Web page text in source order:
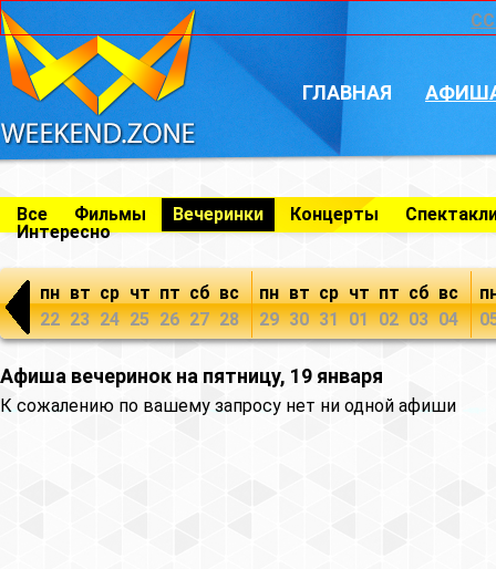
ГЛАВНАЯ
Все Фильмы Вечеринки Концерты
Интересно
пн
22
вт
23
ср
24
чт
25
пт
26
сб
27
вс
28
пн
29
вт
30
ср
31
чт
01
пт
02
сб
03
вс
04
Афиша вечеринок на пятницу, 19 января
К сожалению по вашему запросу нет ни одной афиши